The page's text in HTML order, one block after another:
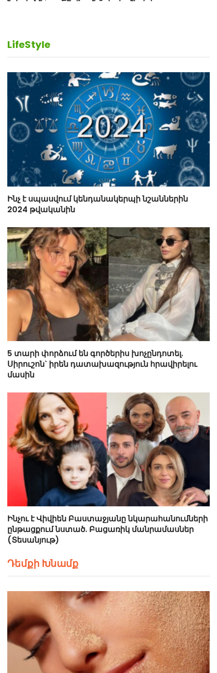
LifeStyle
Ինչ է սպասվում կենդանակերպի նշաններին
2024 թվականին
5 տարի փորձում են գործերիս խոչընդոտել.
Սիրուշոն` իրեն դատախազություն հրավիրելու
մասին
Ինչու է Վիվիեն Բաստաջյանը նկարահանումների
ընթացքում նստած. Բացառիկ մանրամասներ
(Տեսանյութ)
Դեմքի Խնամք